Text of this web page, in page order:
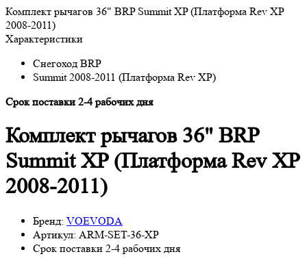
Комплект рычагов 36" BRP Summit XP (Платформа Rev XP
2008-2011)
Характеристики
Снегоход BRP
Summit 2008-2011 (Платформа Rev XP)
Срок поставки 2-4 рабочих дня
Комплект рычагов 36" BRP
Summit XP (Платформа Rev XP
2008-2011)
Бренд: VOEVODA
Артикул: ARM-SET-36-XP
Срок поставки 2-4 рабочих дня